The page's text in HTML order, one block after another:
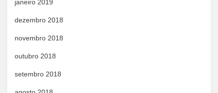
janeiro 2019
dezembro 2018
novembro 2018
outubro 2018
setembro 2018